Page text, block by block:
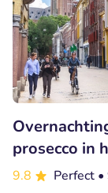
prosecco in
9.8 Perfect